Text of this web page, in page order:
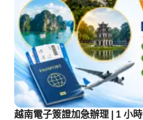
越南電子簽證加急辦理 | 1 小